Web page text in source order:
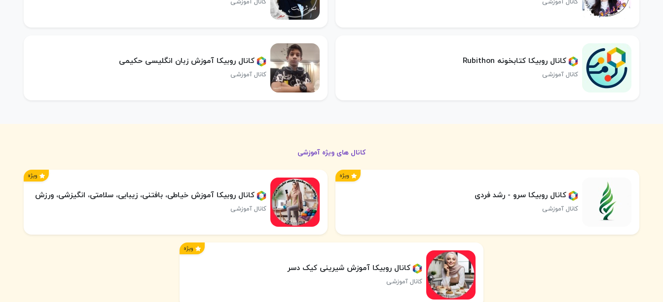
کانال روبیکا کتابخونه Rubithon
کانال آموزشی
کانال روبیکا آموزش زبان انگلیسی حکیمی
کانال آموزشی
کانال های ویژه آموزشی
ویژه
کانال روبیکا سرو - رشد فردی
کانال آموزشی
ویژه
کانال روبیکا آموزش خیاطی، بافتنی، زیبایی، سلامتی، انگیزشی، ورزش
کانال آموزشی
ویژه
کانال روبیکا آموزش شیرینی کیک دسر
کانال آموزشی